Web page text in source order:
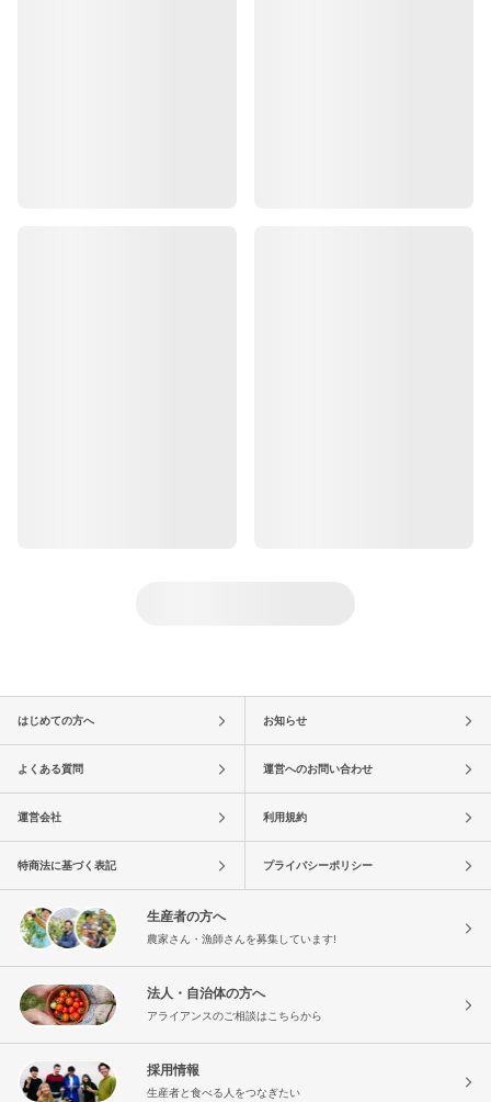
はじめての方へ お知らせ
よくある質問 運営へのお問い合わせ
運営会社 利用規約
特商法に基づく表記 プライバシーポリシー
生産者の方へ
農家さん・漁師さんを募集しています!
法人・自治体の方へ
アライアンスのご相談はこちらから
採用情報
生産者と食べる人をつなぎたい